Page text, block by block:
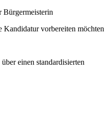
Bürgermeisterin
Kandidatur vorbereiten möchten
einen standardisierten